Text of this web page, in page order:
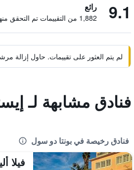
9.1 رائع
1,882 من التقييمات تم التحقق منها
لم يتم العثور على تقييمات. حاول إزالة
فنادق مشابهة لـ
فنادق رخيصة في بونتا دو سول
فيلا